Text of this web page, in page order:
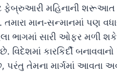
ફેબ્રુઆરી મહિનાની
માન-સન્માનમાં પણ
ભાગમાં સારી ઓફર મળી શકે
વિદેશમાં કારકિર્દી
પરંતુ તેમના માર્ગમાં આવતા